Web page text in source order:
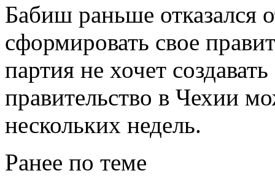
Бабиш раньше отказался
сформировать свое
партия не хочет
правительство в Чехии
нескольких недель.
Ранее по теме